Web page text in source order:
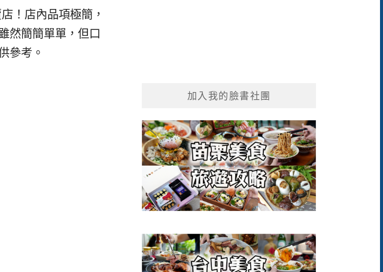
！店內品項極簡，
然簡簡單單，但口
參考。
加入我的臉書社團